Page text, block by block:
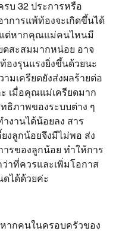
รบ 32 ประการหรือ
าการแพ้ท้องจะเกิดขึ้นได้
ต่หากคุณแม่คนไหนมี
ดสะสมมากหน่อย อาจ
องรุนแรงยิ่งขึ้นด้วยนะ
มเครียดยังส่งผลร้ายต่อ
เมื่อคุณแม่เครียดมาก
ธิภาพของระบบต่าง ๆ
งานได้น้อยลง สาร
งลูกน้อยจึงมีไม่พอ ส่ง
รของลูกน้อย ทำให้การ
ว่าที่ควรและเพิ่มโอกาส
ได้ด้วยค่ะ
ากคนในครอบครัวของ